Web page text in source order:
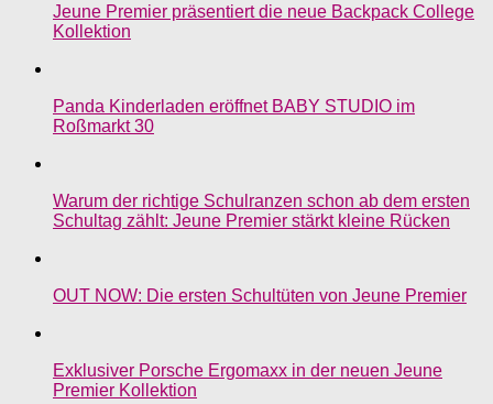
Jeune Premier präsentiert die neue Backpack College
Kollektion
Panda Kinderladen eröffnet BABY STUDIO im
Roßmarkt 30
Warum der richtige Schulranzen schon ab dem ersten
Schultag zählt: Jeune Premier stärkt kleine Rücken
OUT NOW: Die ersten Schultüten von Jeune Premier
Exklusiver Porsche Ergomaxx in der neuen Jeune
Premier Kollektion